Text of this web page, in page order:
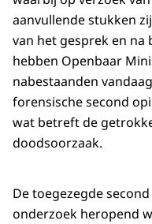
aanvullende stukken
van het gesprek en
hebben Openbaar
nabestaanden
forensische second
wat betreft de
doodsoorzaak.
De toegezegde
onderzoek heropend